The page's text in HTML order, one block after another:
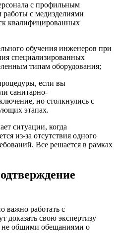
с профильным
с медизделиями
квалифицированных
обучения инженеров при
специализированных
типам оборудования;
если вы
санитарно-
но столкнулись с
этапах.
ситуации, когда
из-за отсутствия одного
Все решается в рамках
важно работать с
доказать свою экспертизу
не общими обещаниями о